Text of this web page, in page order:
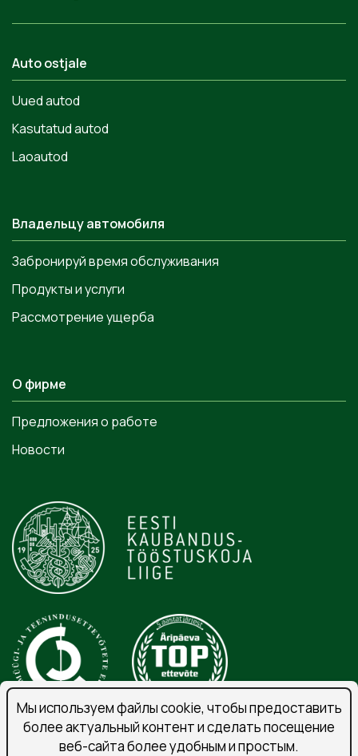
Auto ostjale
Uued autod
Kasutatud autod
Laoautod
Владельцу автомобиля
Забронируй время обслуживания
Продукты и услуги
Рассмотрение ущерба
О фирме
Предложения о работе
Новости
Мы используем файлы cookie, чтобы предоставить
более актуальный контент и сделать посещение
веб-сайта более удобным и простым.